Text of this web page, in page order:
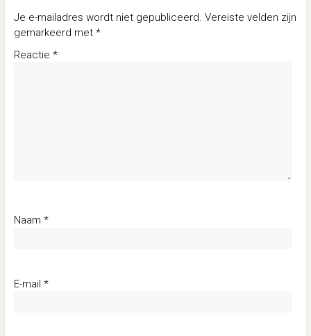
Je e-mailadres wordt niet gepubliceerd. Vereiste velden zijn
gemarkeerd met *
Reactie *
Naam *
E-mail *